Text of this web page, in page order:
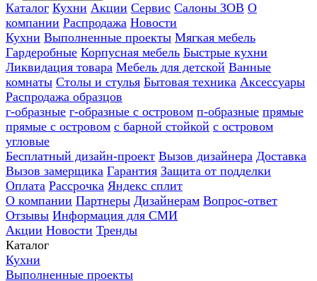
Каталог Кухни Акции Сервис Салоны ЗОВ О
компании Распродажа Новости
Кухни Выполненные проекты Мягкая мебель
Гардеробные Корпусная мебель Быстрые кухни
Ликвидация товара Мебель для детской Ванные
комнаты Столы и стулья Бытовая техника Аксессуары
Распродажа образцов
г-образные г-образные с островом п-образные прямые
прямые с островом с барной стойкой с островом
угловые
Бесплатный дизайн-проект Вызов дизайнера Доставка
Вызов замерщика Гарантия Защита от подделки
Оплата Рассрочка Яндекс сплит
О компании Партнеры Дизайнерам Вопрос-ответ
Отзывы Информация для СМИ
Акции Новости Тренды
Каталог
Кухни
Выполненные проекты